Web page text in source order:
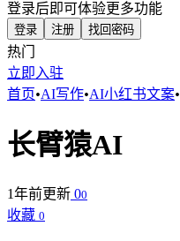
登录后即可体验更多功能
登录 注册 找回密码
热门
立即入驻
首页•AI写作•AI小红书文案•
长臂猿AI
1年前更新 00
收藏 0